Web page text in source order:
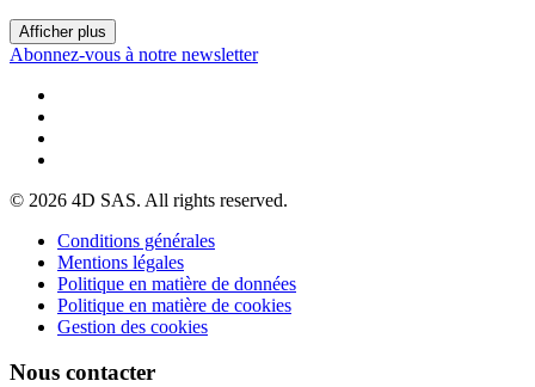
Afficher plus
Abonnez-vous à notre newsletter
© 2026 4D SAS. All rights reserved.
Conditions générales
Mentions légales
Politique en matière de données
Politique en matière de cookies
Gestion des cookies
Nous contacter